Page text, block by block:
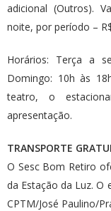
adicional (Outros).
noite, por período –
Horários: Terça a
Domingo: 10h às
teatro, o
apresentação.
TRANSPORTE
O Sesc Bom Retiro
da Estação da Luz. O
CPTM/José Paulino/